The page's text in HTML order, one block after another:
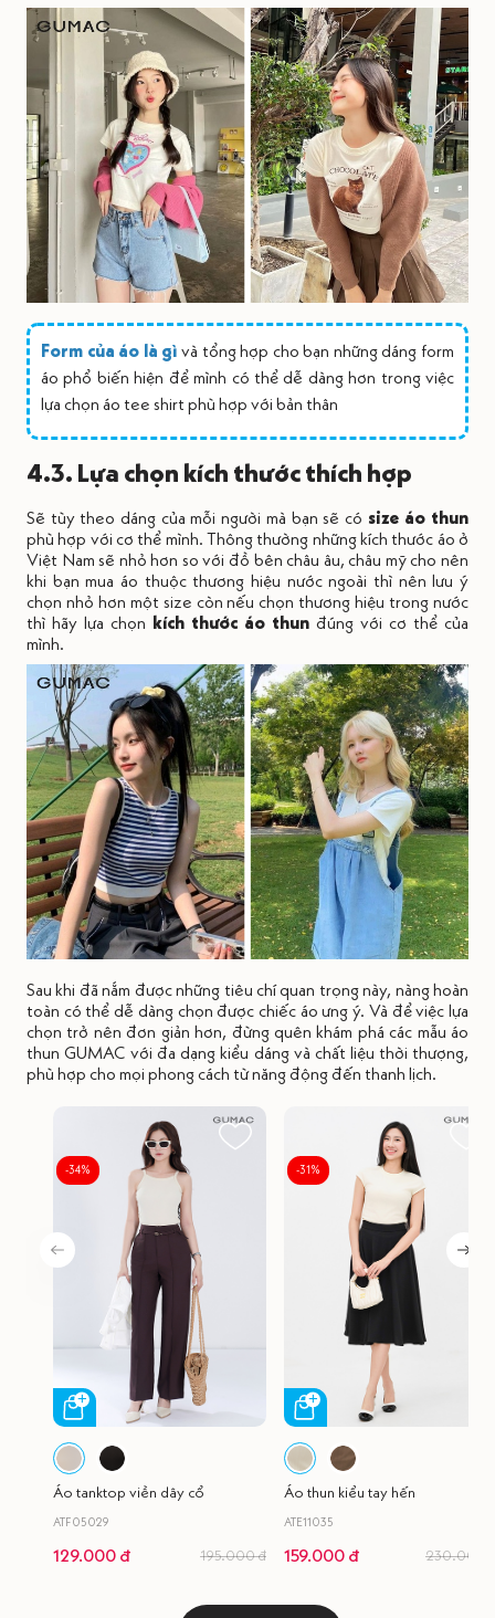
Form của áo là gì và tổng hợp cho bạn những dáng form
áo phổ biến hiện để mình có thể dễ dàng hơn trong việc
lựa chọn áo tee shirt phù hợp với bản thân
4.3. Lựa chọn kích thước thích hợp
Sẽ tùy theo dáng của mỗi người mà bạn sẽ có size áo thun
phù hợp với cơ thể mình. Thông thường những kích thước áo ở
Việt Nam sẽ nhỏ hơn so với đồ bên châu âu, châu mỹ cho nên
khi bạn mua áo thuộc thương hiệu nước ngoài thì nên lưu ý
chọn nhỏ hơn một size còn nếu chọn thương hiệu trong nước
thì hãy lựa chọn kích thước áo thun đúng với cơ thể của
mình.
Sau khi đã nắm được những tiêu chí quan trọng này, nàng hoàn
toàn có thể dễ dàng chọn được chiếc áo ưng ý. Và để việc lựa
chọn trở nên đơn giản hơn, đừng quên khám phá các mẫu áo
thun GUMAC với đa dạng kiểu dáng và chất liệu thời thượng,
phù hợp cho mọi phong cách từ năng động đến thanh lịch.
-34%
Áo tanktop viền dây cổ
ATF05029
129.000 đ 195.000 đ
-31%
Áo thun kiểu tay hến
ATE11035
159.000 đ 230.000